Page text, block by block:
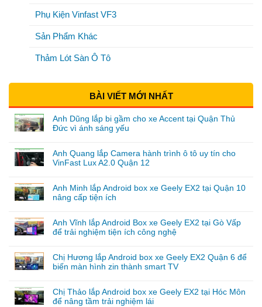
Phụ Kiện Vinfast VF3
Sản Phẩm Khác
Thảm Lót Sàn Ô Tô
BÀI VIẾT MỚI NHẤT
Anh Dũng lắp bi gầm cho xe Accent tại Quận Thủ
Đức vì ánh sáng yếu
Anh Quang lắp Camera hành trình ô tô uy tín cho
VinFast Lux A2.0 Quận 12
Anh Minh lắp Android box xe Geely EX2 tại Quận 10
nâng cấp tiện ích
Anh Vĩnh lắp Android Box xe Geely EX2 tại Gò Vấp
để trải nghiệm tiện ích công nghệ
Chị Hương lắp Android box xe Geely EX2 Quận 6 để
biến màn hình zin thành smart TV
Chị Thảo lắp Android box xe Geely EX2 tại Hóc Môn
để nâng tầm trải nghiệm lái